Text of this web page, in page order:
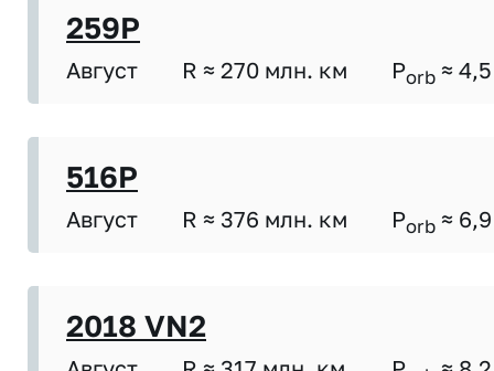
259P
Август R ≈ 270 млн. км Porb ≈ 4,5
516P
Август R ≈ 376 млн. км Porb ≈ 6,9
2018 VN2